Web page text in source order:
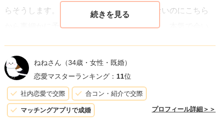
らそうします。向こうから日にちの提案がないのにこちら
から事細かに予定を送る必要はありませんし、本気で会い
度が遅くない＝脈あり、とは限らず、暇つぶしやキープ扱
いにされている場合もあります（忙しいんじゃないのか！
笑）。「失礼だな」「雑に扱われているな」と感じた瞬間
にこちらが引くことが、良い出会いを掴むコツですよ。頑
張ってください。
ねねさん （34歳・女性・既婚）
恋愛マスターランキング： 11位
社内恋愛で交際 合コン・紹介で交際
マッチングアプリで成婚 プロフィール詳細＞＞